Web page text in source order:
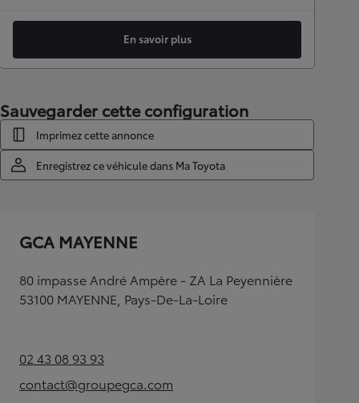
En savoir plus
Sauvegarder cette configuration
Imprimez cette annonce
Enregistrez ce véhicule dans Ma Toyota
GCA MAYENNE
80 impasse André Ampère - ZA La Peyennière
53100 MAYENNE, Pays-De-La-Loire
02 43 08 93 93(Opens in new tab)
contact@groupegca.com
(Opens in new tab)